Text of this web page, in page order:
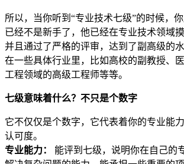
所以，当你听到“专业技术七级”的时候，
已经不是新手了，他已经在专业技术领域
并且通过了严格的评审，达到了副高级的
在一些具体行业里，比如高校的副教授、
工程领域的高级工程师等等。
七级意味着什么？不只是个数字
它不仅仅是个数字，它代表着你的专业能
认可度。
专业能力：
能评到七级，说明你在自己的